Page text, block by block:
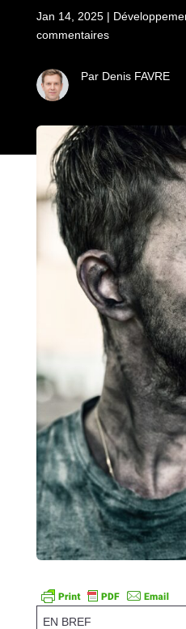
Jan 14, 2025|
commentaires
Par Denis FAVRE
EN BREF